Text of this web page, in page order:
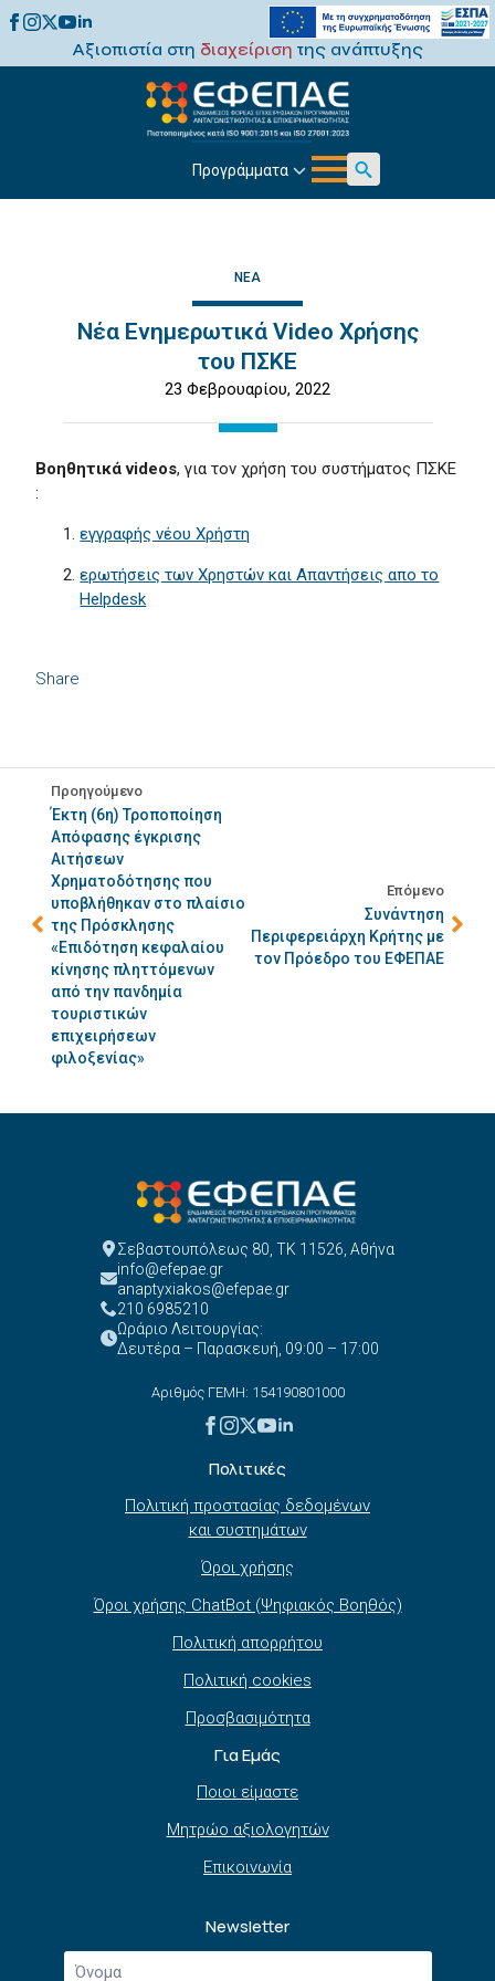
Αξιοπιστία στη διαχείριση της ανάπτυξης
Προγράμματα
Search
ΝΈΑ
Νέα Ενημερωτικά Video Χρήσης
του ΠΣΚΕ
23 Φεβρουαρίου, 2022
Share
Βοηθητικά videos, για τον χρήση του συστήματος ΠΣΚΕ
:
εγγραφής νέου Χρήστη
ερωτήσεις των Χρηστών και Απαντήσεις απο το
Helpdesk
Προηγούμενο
Έκτη (6η) Τροποποίηση
Απόφασης έγκρισης
Αιτήσεων
Χρηματοδότησης που
υποβλήθηκαν στο πλαίσιο
της Πρόσκλησης
«Επιδότηση κεφαλαίου
κίνησης πληττόμενων
από την πανδημία
τουριστικών
επιχειρήσεων
φιλοξενίας»
Επόμενο
Συνάντηση
Περιφερειάρχη Κρήτης με
τον Πρόεδρο του ΕΦΕΠΑΕ
Σεβαστουπόλεως 80, ΤΚ 11526, Αθήνα
info@efepae.gr
anaptyxiakos@efepae.gr
210 6985210
Ωράριο Λειτουργίας:
Δευτέρα – Παρασκευή, 09:00 – 17:00
Αριθμός ΓΕΜΗ: 154190801000
Πολιτικές
Πολιτική προστασίας δεδομένων
και συστημάτων
Όροι χρήσης
Όροι χρήσης ChatBot (Ψηφιακός Βοηθός)
Πολιτική απορρήτου
Πολιτική cookies
Προσβασιμότητα
Για Εμάς
Ποιοι είμαστε
Μητρώο αξιολογητών
Επικοινωνία
Newsletter
Όνομα